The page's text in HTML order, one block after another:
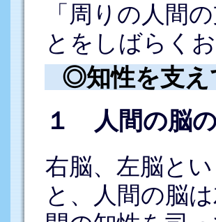
「周りの人間
とをしばらく
◎知性を支え
１ 人間の脳
右脳、左脳と
と、人間の脳